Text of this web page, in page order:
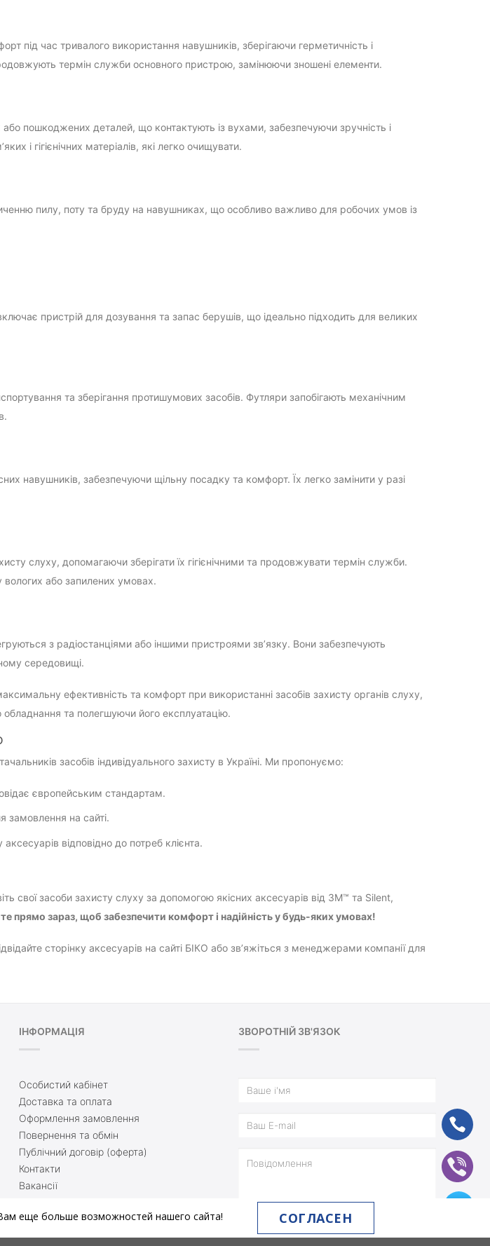
під час тривалого використання навушників, зберігаючи герметичність і
термін служби основного пристрою, замінюючи зношені елементи.
пошкоджених деталей, що контактують із вухами, забезпечуючи зручність і
і гігієнічних матеріалів, які легко очищувати.
пилу, поту та бруду на навушниках, що особливо важливо для робочих умов із
пристрій для дозування та запас берушів, що ідеально підходить для великих
та зберігання протишумових засобів. Футляри запобігають механічним
навушників, забезпечуючи щільну посадку та комфорт. Їх легко замінити у разі
слуху, допомагаючи зберігати їх гігієнічними та продовжувати термін служби.
або запилених умовах.
з радіостанціями або іншими пристроями зв’язку. Вони забезпечують
середовищі.
ефективність та комфорт при використанні засобів захисту органів слуху,
та полегшуючи його експлуатацію.
засобів індивідуального захисту в Україні. Ми пропонуємо:
європейським стандартам.
замовлення на сайті.
відповідно до потреб клієнта.
свої засоби захисту слуху за допомогою якісних аксесуарів від 3M™ та Silent,
прямо зараз, щоб забезпечити комфорт і надійність у будь-яких умовах!
сторінку аксесуарів на сайті БІКО або зв’яжіться з менеджерами компанії для
ІНФОРМАЦІЯ
Особистий кабінет
Доставка та оплата
Оформлення замовлення
Повернення та обмін
Публічний договір (оферта)
Контакти
Вакансії
Блог
Мапа сайту
ЗВОРОТНІЙ ЗВ'ЯЗОК
ph
vb
tg
еще больше возможностей нашего сайта! СОГЛАСЕН